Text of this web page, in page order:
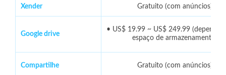
Xender Gratuito (com anúncios)
Google drive
• US$ 19.99 ~ US$ 249.99
espaço de armazenamento)
Compartilhe Gratuito (com anúncios)